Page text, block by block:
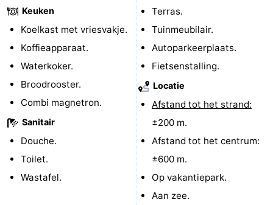
Duiveland
-
Renesse
-
Brouwershaven
-
Bruinisse
-
Zierikzee
-
Natuur
Oosterschelde
-
Burgh
Keuken
Koelkast met vriesvakje.
Koffieapparaat.
Waterkoker.
Broodrooster.
Combi magnetron.
Sanitair
Douche.
Toilet.
Wastafel.
Terras.
Tuinmeubilair.
Autoparkeerplaats.
Fietsenstalling.
Locatie
Afstand tot het strand:
±200 m.
Afstand tot het centrum:
±600 m.
Op vakantiepark.
Aan zee.